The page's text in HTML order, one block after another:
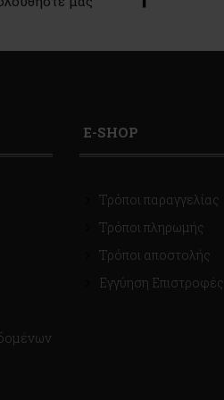
E-SHOP
Τρόποι παραγγελίας
Τρόποι πληρωμής
Τρόποι αποστολής
Εγγύηση Επιστροφές